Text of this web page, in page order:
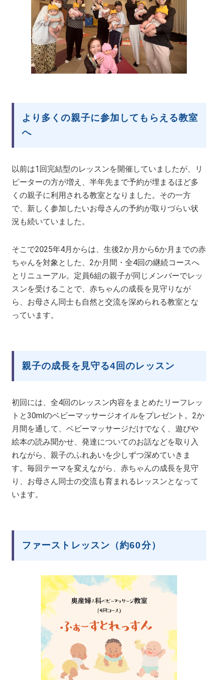
より多くの親子に参加してもらえる教室
へ
以前は1回完結型のレッスンを開催していましたが、リ
ピーターの方が増え、半年先まで予約が埋まるほど多
くの親子に利用される教室となりました。その一方
で、新しく参加したいお母さんの予約が取りづらい状
況も続いていました。
そこで2025年4月からは、生後2か月から6か月までの赤
ちゃんを対象とした、2か月間・全4回の継続コースへ
とリニューアル。定員6組の親子が同じメンバーでレッ
スンを受けることで、赤ちゃんの成長を見守りなが
ら、お母さん同士も自然と交流を深められる教室とな
っています。
親子の成長を見守る4回のレッスン
初回には、全4回のレッスン内容をまとめたリーフレッ
トと30mlのベビーマッサージオイルをプレゼント。2か
月間を通して、ベビーマッサージだけでなく、遊びや
絵本の読み聞かせ、発達についてのお話などを取り入
れながら、親子のふれあいを少しずつ深めていきま
す。毎回テーマを変えながら、赤ちゃんの成長を見守
り、お母さん同士の交流も育まれるレッスンとなって
います。
ファーストレッスン（約60分）